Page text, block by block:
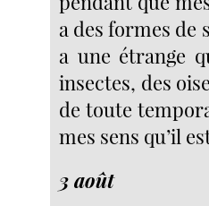
a des formes de
a une étrange
insectes, des
de toute
mes sens qu’il
3 août